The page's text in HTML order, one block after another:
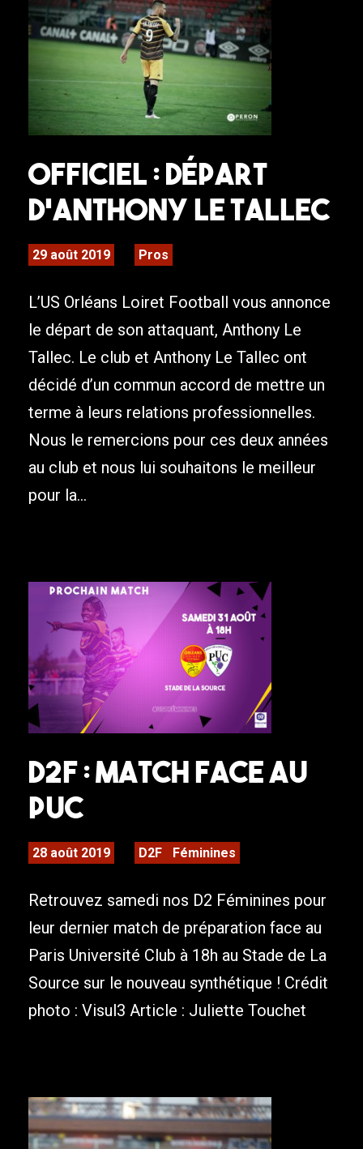
Officiel : Départ
d’Anthony Le Tallec
29 août 2019 Pros
L’US Orléans Loiret Football vous annonce
le départ de son attaquant, Anthony Le
Tallec. Le club et Anthony Le Tallec ont
décidé d’un commun accord de mettre un
terme à leurs relations professionnelles.
Nous le remercions pour ces deux années
au club et nous lui souhaitons le meilleur
pour la...
D2F : Match face au
PUC
28 août 2019 D2F Féminines
Retrouvez samedi nos D2 Féminines pour
leur dernier match de préparation face au
Paris Université Club à 18h au Stade de La
Source sur le nouveau synthétique ! Crédit
photo : Visul3 Article : Juliette Touchet